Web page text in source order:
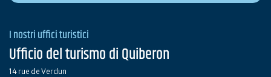
I nostri uffici turistici
Ufficio del turismo di Quiberon
14 rue de Verdun